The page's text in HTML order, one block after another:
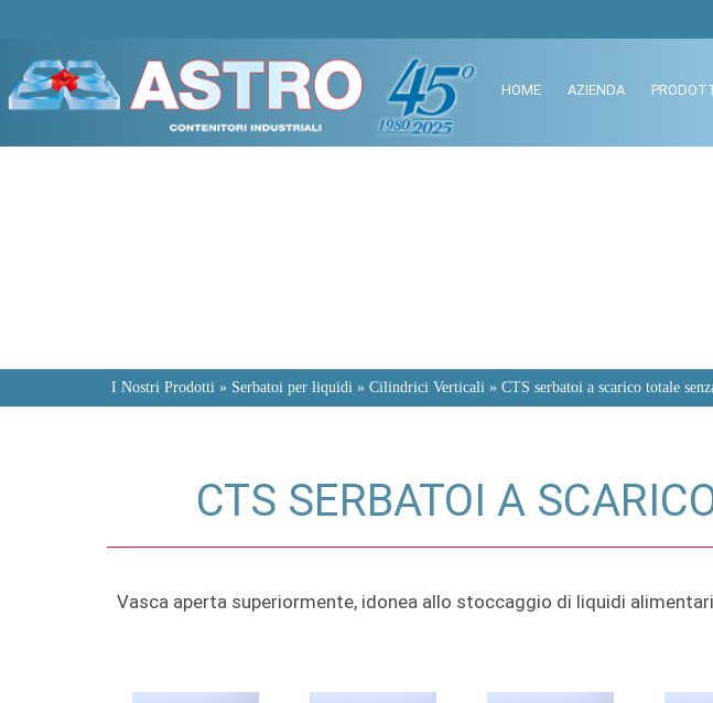
HOME AZIENDA
I Nostri Prodotti » Serbatoi per liquidi » Cilindrici Verticali » CTS serbatoi a scarico totale
CTS SERBATOI A
Vasca aperta superiormente, idonea allo stoccaggio di liquidi